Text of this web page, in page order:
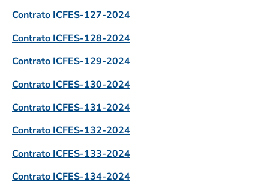
Contrato ICFES-127-2024
Contrato ICFES-128-2024
Contrato ICFES-129-2024
Contrato ICFES-130-2024
Contrato ICFES-131-2024
Contrato ICFES-132-2024
Contrato ICFES-133-2024
Contrato ICFES-134-2024